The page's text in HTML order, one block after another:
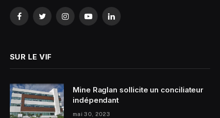
FacebookTwitterInstagramYouTubeLinkedIn
SUR LE VIF
Mine Raglan sollicite un conciliateur
indépendant
mai 30, 2023